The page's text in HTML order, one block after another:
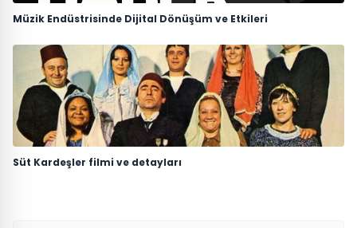
Müzik Endüstrisinde Dijital Dönüşüm ve Etkileri
Süt Kardeşler filmi ve detayları